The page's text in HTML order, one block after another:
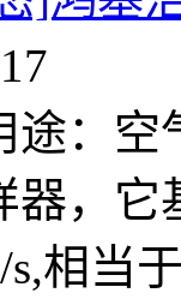
途：空
器，它
s,相当